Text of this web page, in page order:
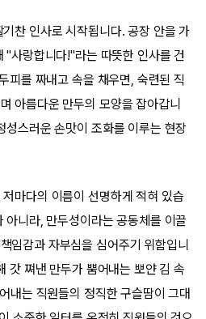
찬 인사로 시작됩니다. 공장 안을 가
"사랑합니다!"라는 따뜻한 인사를 건
피를 짜내고 속을 채우면, 숙련된 직
아름다운 만두의 모양을 잡아갑니
성스러운 손맛이 조화를 이루는 현장
마다의 이름이 선명하게 적혀 있습
아니라, 만두성이라는 공동체를 이끌
임감과 자부심을 심어주기 위함입니
갓 쪄낸 만두가 뿜어내는 뽀얀 김 속
내는 직원들의 정직한 구슬땀이 그대